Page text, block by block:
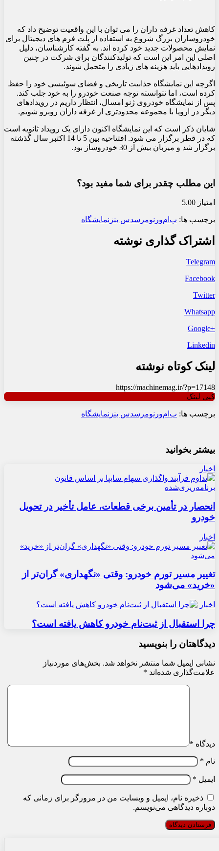
کاهش تعداد غرفه داران را می توان با این واقعیت توضیح داد که
خودروسازان بزرگ شروع به استفاده از پلت فرم های دیجیتال برای
نمایش محصولات جدید خود کرده اند. به گفته کارشناسان، دلیل
اصلی این امر این است که تولیدکنندگان برای شرکت در چنین
رویدادهایی باید هزینه های زیادی را متحمل شوند.
اگرچه این نمایشگاه جذابیت تاریخی و فضای سوئیسی خود را حفظ
کرده است، اما نتوانسته توجه صنعت خودرو را به خود جلب کند.
پس از نمایشگاه خودروی ژنو امسال، انتظار داریم در رویدادهای
دیگر در اروپا با مجموعه محدودتری از غرفه داران روبرو شویم.
شایان ذکر است که این نمایشگاه اکنون دارای یک رویداد ثانویه است
که در قطر برگزار می شود. افتتاحیه بین 5 تا 14 اکتبر سال گذشته
برگزار شد و میزبان بیش از 30 خودروساز بود.
این مطلب چقدر برای شما مفید بود؟
امتیاز 5.00
برچسب ها: ب‌ام‌ورنومرسدس بنز نمایشگاه
اشتراک گذاری نوشته
Telegram
Facebook
Twitter
Whatsapp
+Google
Linkedin
لینک کوتاه نوشته
https://machinemag.ir/?p=17148
کپی لینک
برچسب ها: ب‌ام‌ورنومرسدس بنز نمایشگاه
بیشتر بخوانید
اخبار
انحصار در تأمین برخی قطعات، عامل تأخیر در تحویل
خودرو
اخبار
تغییر مسیر تورم خودرو: وقتی «نگهداری» گران‌تر از
«خرید» می‌شود
اخبار
چرا استقبال از ثبت‌نام خودرو کاهش یافته است؟
دیدگاهتان را بنویسید
نشانی ایمیل شما منتشر نخواهد شد. بخش‌های موردنیاز
علامت‌گذاری شده‌اند *
دیدگاه *
نام *
ایمیل *
ذخیره نام، ایمیل و وبسایت من در مرورگر برای زمانی که
دوباره دیدگاهی می‌نویسم.